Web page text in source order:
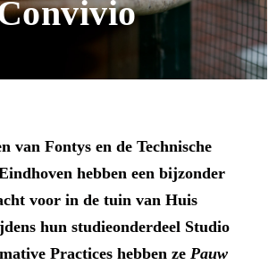
van Fontys en de Technische
hebben een bijzonder
voor in de tuin van Huis
hun studieonderdeel Studio
Practices hebben ze Pauw